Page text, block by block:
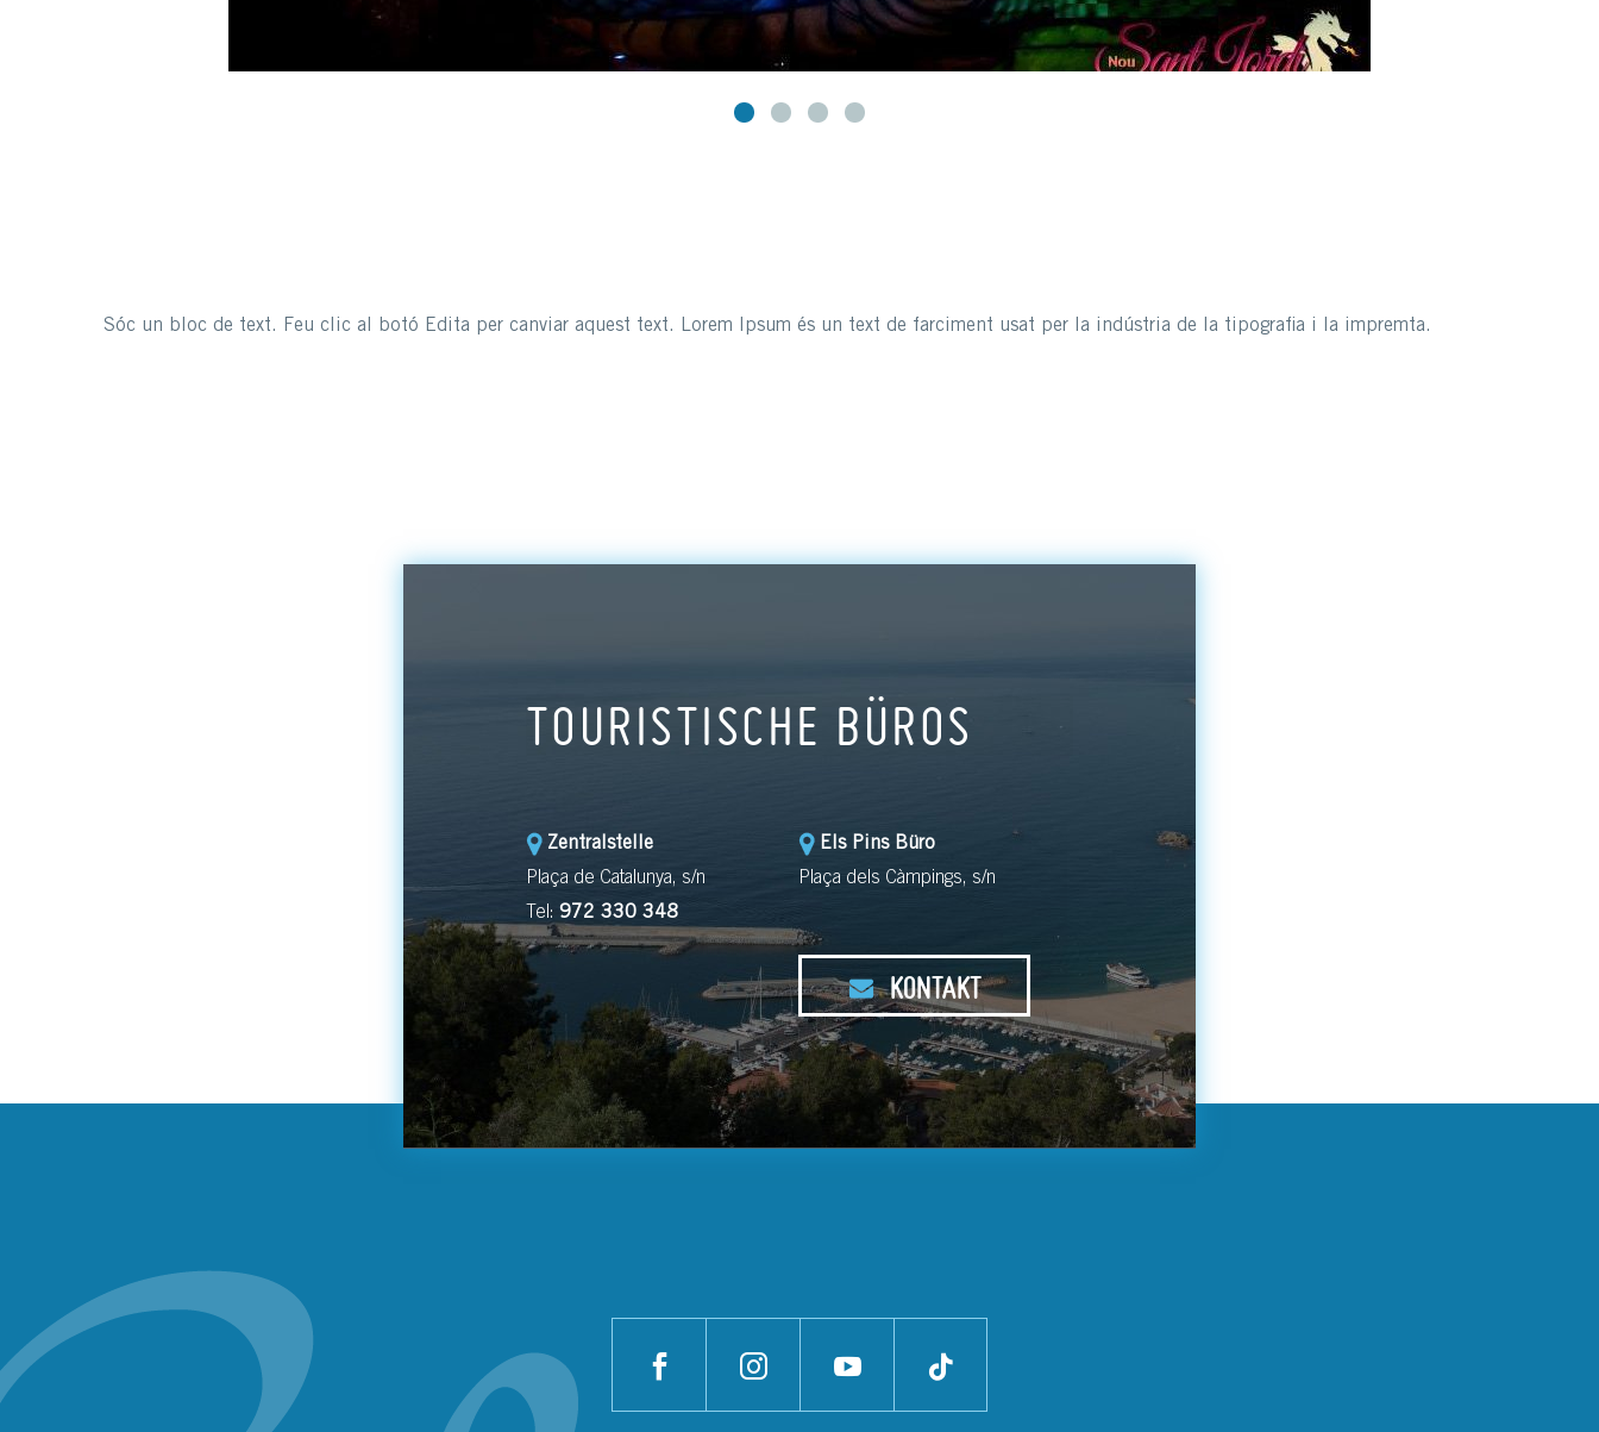
Sóc un bloc de text. Feu clic al botó Edita per canviar aquest text. Lorem Ipsum és un text de farciment usat per la indústria de la tipografia i la impremta.
TOURISTISCHE BÜROS
Zentralstelle
Plaça de Catalunya, s/n
Tel: 972 330 348
Els Pins Büro
Plaça dels Càmpings, s/n
KONTAKT